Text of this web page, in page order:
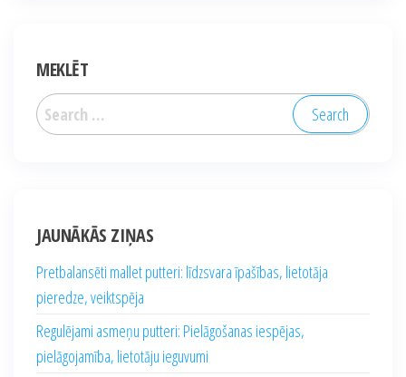
MEKLĒT
Search
for:
JAUNĀKĀS ZIŅAS
Pretbalansēti mallet putteri: līdzsvara īpašības, lietotāja
pieredze, veiktspēja
Regulējami asmeņu putteri: Pielāgošanas iespējas,
pielāgojamība, lietotāju ieguvumi